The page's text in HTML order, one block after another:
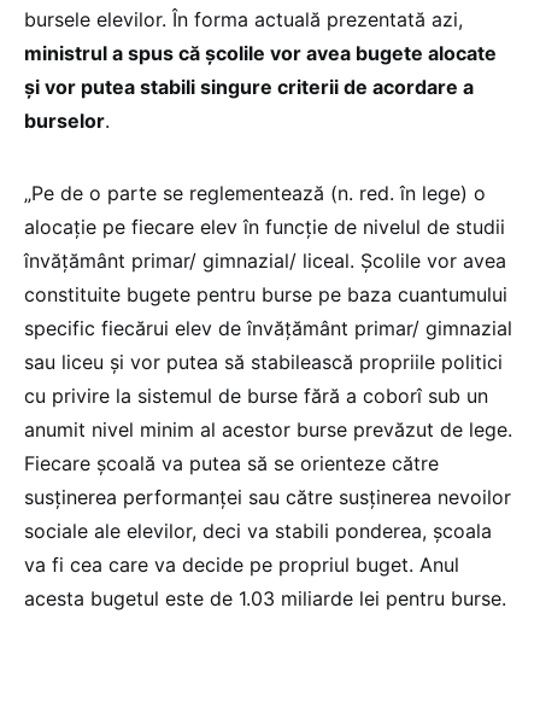
bursele elevilor. În forma actuală prezentată azi,
ministrul a spus că școlile vor avea bugete alocate
și vor putea stabili singure criterii de acordare a
burselor.
„Pe de o parte se reglementează (n. red. în lege) o
alocație pe fiecare elev în funcție de nivelul de studii
învățământ primar/ gimnazial/ liceal. Școlile vor avea
constituite bugete pentru burse pe baza cuantumului
specific fiecărui elev de învățământ primar/ gimnazial
sau liceu și vor putea să stabilească propriile politici
cu privire la sistemul de burse fără a coborî sub un
anumit nivel minim al acestor burse prevăzut de lege.
Fiecare școală va putea să se orienteze către
susținerea performanței sau către susținerea nevoilor
sociale ale elevilor, deci va stabili ponderea, școala
va fi cea care va decide pe propriul buget. Anul
acesta bugetul este de 1.03 miliarde lei pentru burse.